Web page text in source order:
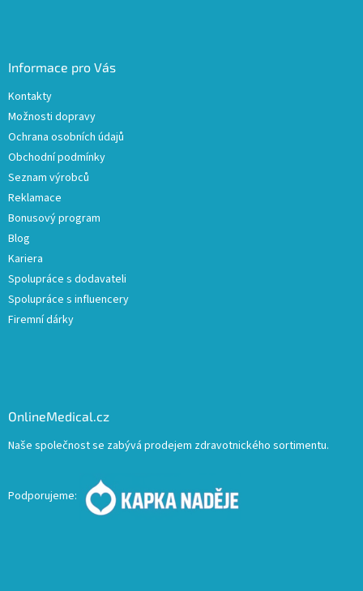
Informace pro Vás
Kontakty
Možnosti dopravy
Ochrana osobních údajů
Obchodní podmínky
Seznam výrobců
Reklamace
Bonusový program
Blog
Kariera
Spolupráce s dodavateli
Spolupráce s influencery
Firemní dárky
OnlineMedical.cz
Naše společnost se zabývá prodejem zdravotnického sortimentu.
Podporujeme: